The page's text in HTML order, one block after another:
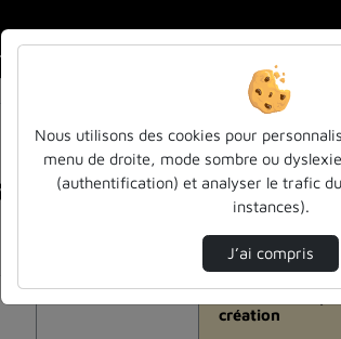
visualisation de la
Modifier la période de visualisation
création
Nous utilisons des cookies pour
menu de droite, mode sombre ou
(authentification) et analyser le trafic
instances).
J’ai compris